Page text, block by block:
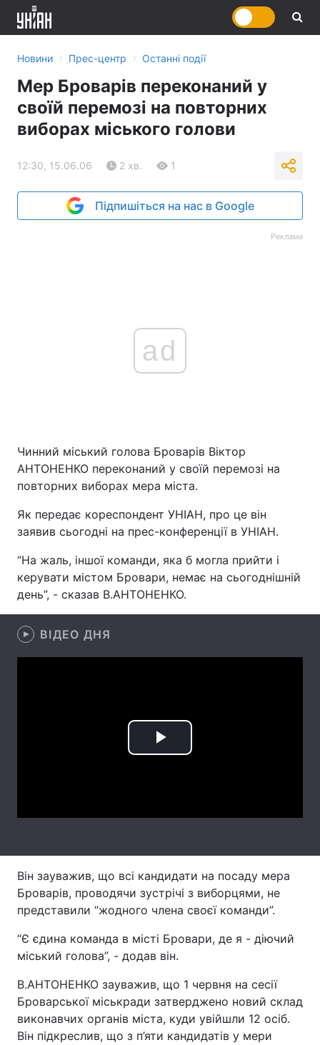
Зброя Інциденти
Здоров'я Туризм
Екологія Регіони
Лонгріди
Відео з Youtube Статті
Новини › Прес-центр › Останні події
Мер Броварів переконаний у
своїй перемозі на повторних
виборах міського голови
12:30, 15.06.06 2 хв. 1
Підпишіться на нас в Google
Реклама
ad
Чинний міський голова Броварів Віктор
АНТОНЕНКО переконаний у своїй перемозі на
повторних виборах мера міста.
Як передає кореспондент УНІАН, про це він
заявив сьогодні на прес-конференції в УНІАН.
“На жаль, іншої команди, яка б могла прийти і
керувати містом Бровари, немає на сьогоднішній
день”, - сказав В.АНТОНЕНКО.
ВІДЕО ДНЯ
Play
Він зауважив, що всі кандидати на посаду мера
Броварів, проводячи зустрічі з виборцями, не
представили “жодного члена своєї команди”.
“Є єдина команда в місті Бровари, де я - діючий
міський голова”, - додав він.
В.АНТОНЕНКО зауважив, що 1 червня на сесії
Броварської міськради затверджено новий склад
виконавчих органів міста, куди увійшли 12 осіб.
Він підкреслив, що з п’яти кандидатів у мери